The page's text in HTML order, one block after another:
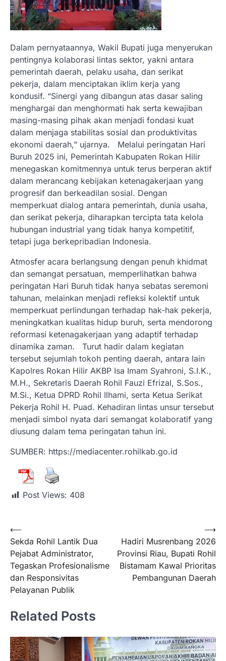
Dalam pernyataannya, Wakil Bupati juga menyerukan
pentingnya kolaborasi lintas sektor, yakni antara
pemerintah daerah, pelaku usaha, dan serikat
pekerja, dalam menciptakan iklim kerja yang
kondusif. “Sinergi yang dibangun atas dasar saling
menghargai dan menghormati hak serta kewajiban
masing-masing pihak akan menjadi fondasi kuat
dalam menjaga stabilitas sosial dan produktivitas
ekonomi daerah,” ujarnya. Melalui peringatan Hari
Buruh 2025 ini, Pemerintah Kabupaten Rokan Hilir
menegaskan komitmennya untuk terus berperan aktif
dalam merancang kebijakan ketenagakerjaan yang
progresif dan berkeadilan sosial. Dengan
memperkuat dialog antara pemerintah, dunia usaha,
dan serikat pekerja, diharapkan tercipta tata kelola
hubungan industrial yang tidak hanya kompetitif,
tetapi juga berkepribadian Indonesia.
Atmosfer acara berlangsung dengan penuh khidmat
dan semangat persatuan, memperlihatkan bahwa
peringatan Hari Buruh tidak hanya sebatas seremoni
tahunan, melainkan menjadi refleksi kolektif untuk
memperkuat perlindungan terhadap hak-hak pekerja,
meningkatkan kualitas hidup buruh, serta mendorong
reformasi ketenagakerjaan yang adaptif terhadap
dinamika zaman. Turut hadir dalam kegiatan
tersebut sejumlah tokoh penting daerah, antara lain
Kapolres Rokan Hilir AKBP Isa Imam Syahroni, S.I.K.,
M.H., Sekretaris Daerah Rohil Fauzi Efrizal, S.Sos.,
M.Si., Ketua DPRD Rohil Ilhami, serta Ketua Serikat
Pekerja Rohil H. Puad. Kehadiran lintas unsur tersebut
menjadi simbol nyata dari semangat kolaboratif yang
diusung dalam tema peringatan tahun ini.
SUMBER: https://mediacenter.rohilkab.go.id
Post Views: 408
⟵
Sekda Rohil Lantik Dua
Pejabat Administrator,
Tegaskan Profesionalisme
dan Responsivitas
Pelayanan Publik
Hadiri Musrenbang 2026
Provinsi Riau, Bupati Rohil
Bistamam Kawal Prioritas
Pembangunan Daerah
⟶
Related Posts